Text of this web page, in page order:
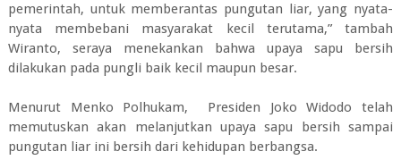
pemerintah, untuk memberantas pungutan liar, yang nyata-
nyata membebani masyarakat kecil terutama,” tambah
Wiranto, seraya menekankan bahwa upaya sapu bersih
dilakukan pada pungli baik kecil maupun besar.
Menurut Menko Polhukam, Presiden Joko Widodo telah
memutuskan akan melanjutkan upaya sapu bersih sampai
pungutan liar ini bersih dari kehidupan berbangsa.